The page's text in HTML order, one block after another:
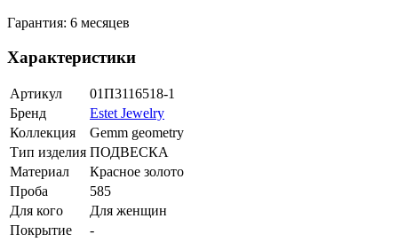
Гарантия: 6 месяцев
Характеристики
Артикул
01П3116518-1
Бренд
Estet Jewelry
Коллекция
Gemm geometry
Тип изделия ПОДВЕСКА
Материал
Красное золото
Проба
585
Для кого
Для женщин
Покрытие
-